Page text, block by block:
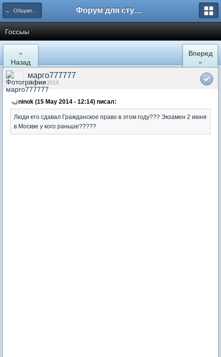
← Общаются юристы Форум для студента СГА
Госсыы
«
Назад
Вперед
»
марго777777
15 May 2014
ninok (15 May 2014 - 12:14) писал:
Люди кто сдавал Гражданское право в этом году??? Экзамен 2 июня
в Москве у кого раньше?????